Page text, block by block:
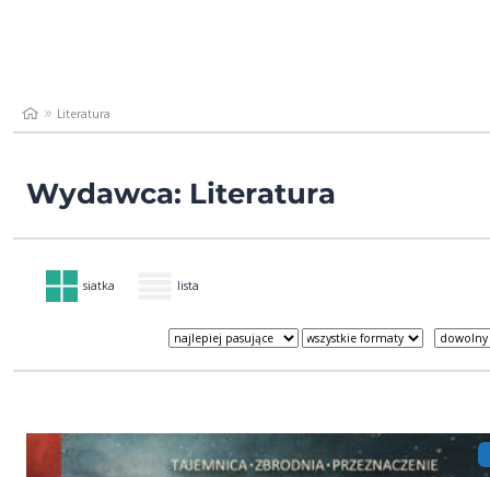
Literatura
Wydawca: Literatura
siatka lista